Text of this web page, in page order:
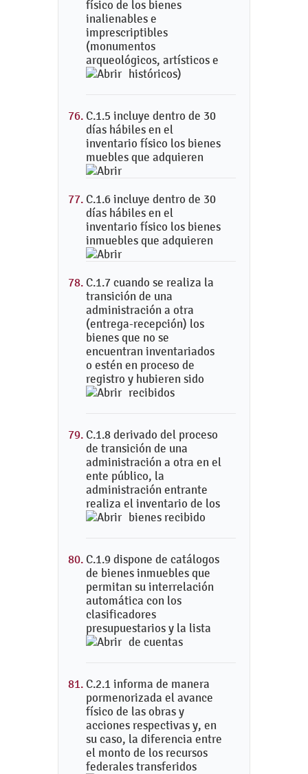
físico de los bienes
inalienables e
imprescriptibles
(monumentos
arqueológicos, artísticos e
históricos)
C.1.5 incluye dentro de 30
días hábiles en el
inventario físico los bienes
muebles que adquieren
C.1.6 incluye dentro de 30
días hábiles en el
inventario físico los bienes
inmuebles que adquieren
C.1.7 cuando se realiza la
transición de una
administración a otra
(entrega-recepción) los
bienes que no se
encuentran inventariados
o estén en proceso de
registro y hubieren sido
recibidos
C.1.8 derivado del proceso
de transición de una
administración a otra en el
ente público, la
administración entrante
realiza el inventario de los
bienes recibido
C.1.9 dispone de catálogos
de bienes inmuebles que
permitan su interrelación
automática con los
clasificadores
presupuestarios y la lista
de cuentas
C.2.1 informa de manera
pormenorizada el avance
físico de las obras y
acciones respectivas y, en
su caso, la diferencia entre
el monto de los recursos
federales transferidos